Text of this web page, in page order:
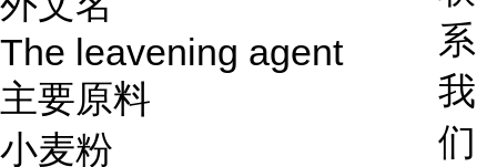
The leavening agent
主要原料
小麦粉
系
我
们